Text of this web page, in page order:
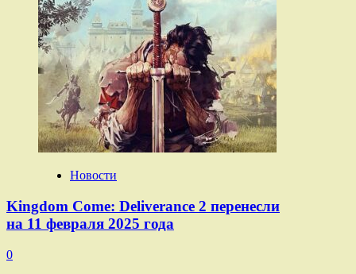
Новости
Kingdom Come: Deliverance 2 перенесли
на 11 февраля 2025 года
0